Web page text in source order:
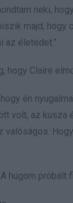
neki,
majd, hogy
az életedet.”
hogy Claire
én
volt, az kusza
valóságos.
húgom próbált